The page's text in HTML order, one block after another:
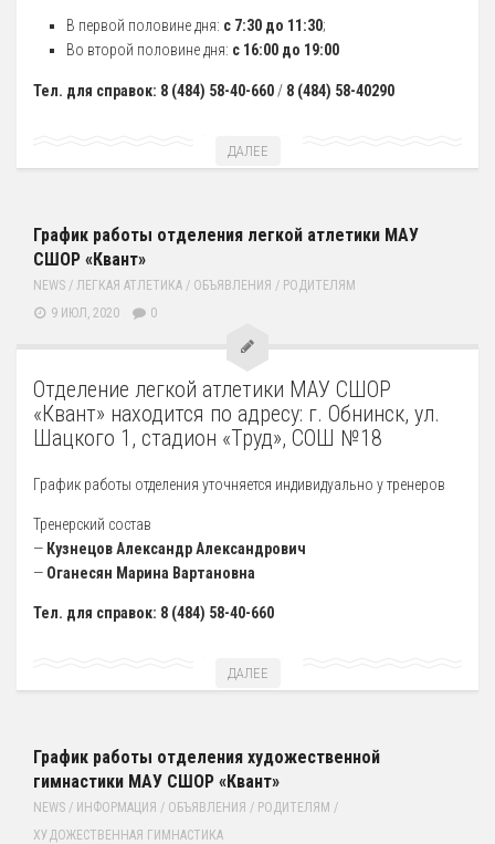
СМИ о нас
Контакты отдела
Календарь Испытаний
Расписания работы
Плавательный Бассейн
Тренажерный Зал
Детский Бассейн
Теннисный Зал
В первой половине дня: с 7:30 до 11:30;
Во второй половине дня: с 16:00 до 19:00
Тел. для справок: 8 (484) 58-40-660 / 8 (484) 58-40290
ДАЛЕЕ
График работы отделения легкой атлетики МАУ
СШОР «Квант»
NEWS / ЛЕГКАЯ АТЛЕТИКА / ОБЪЯВЛЕНИЯ / РОДИТЕЛЯМ
9 ИЮЛ, 2020
0
Отделение легкой атлетики МАУ СШОР
«Квант» находится по адресу: г. Обнинск, ул.
Шацкого 1, стадион «Труд», СОШ №18
График работы отделения уточняется индивидуально у тренеров
Тренерский состав
— Кузнецов Александр Александрович
— Оганесян Марина Вартановна
Тел. для справок: 8 (484) 58-40-660
ДАЛЕЕ
График работы отделения художественной
гимнастики МАУ СШОР «Квант»
NEWS / ИНФОРМАЦИЯ / ОБЪЯВЛЕНИЯ / РОДИТЕЛЯМ /
ХУДОЖЕСТВЕННАЯ ГИМНАСТИКА